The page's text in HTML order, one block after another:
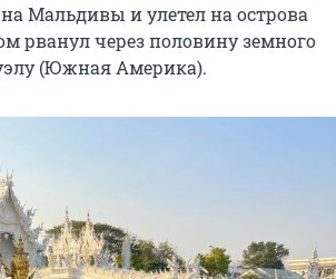
Мальдивы и улетел на острова
рванул через половину земного
(Южная Америка).